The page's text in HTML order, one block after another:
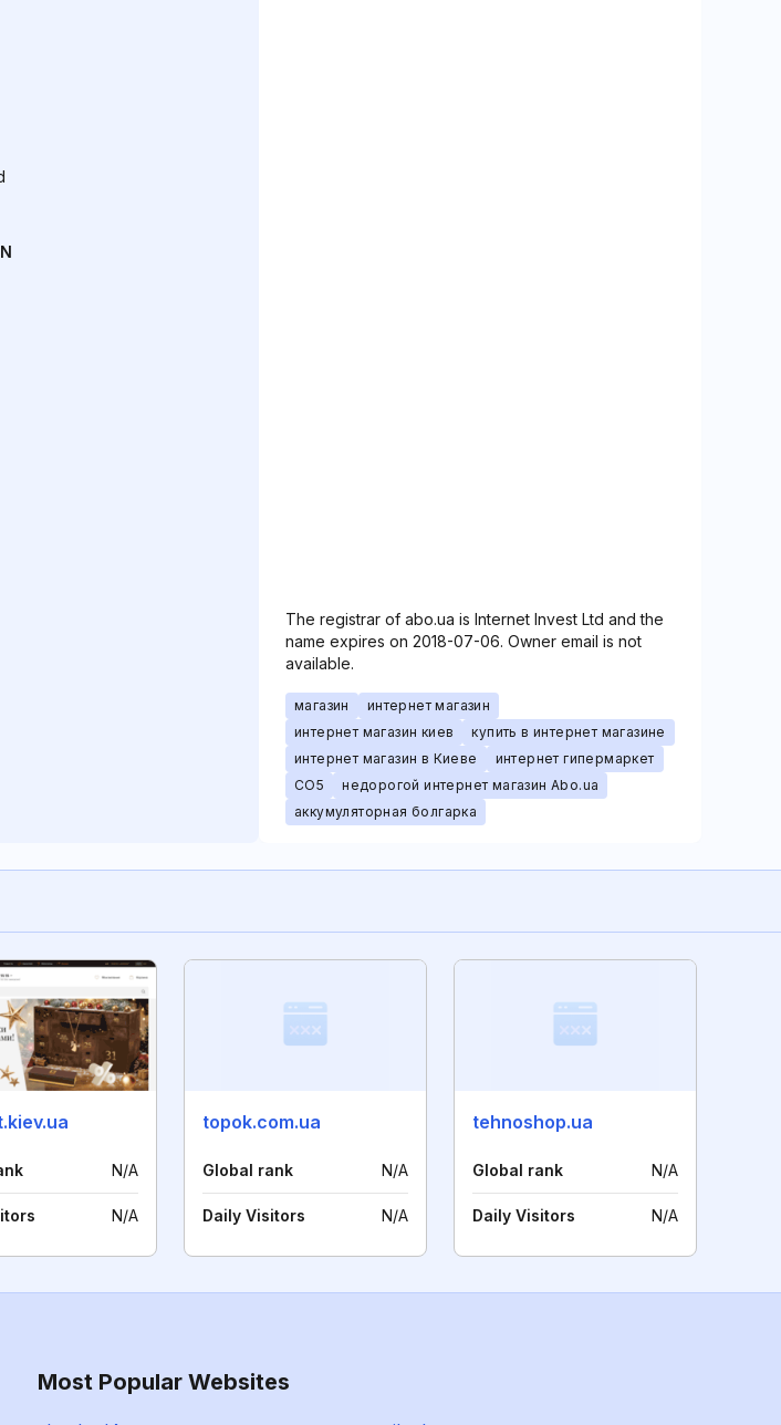
The registrar of abo.ua is Internet Invest Ltd and the
name expires on 2018-07-06. Owner email is not
available.
магазин
интернет магазин
интернет магазин киев
купить в интернет магазине
интернет магазин в Киеве
интернет гипермаркет
CO5
недорогой интернет магазин Abo.ua
аккумуляторная болгарка
N/A
N/A
topok.com.ua
Global rank N/A
Daily Visitors N/A
tehnoshop.ua
Global rank N/A
Daily Visitors N/A
Most Popular Websites